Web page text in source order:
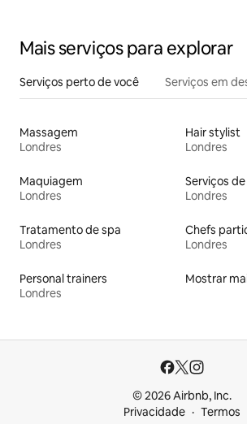
Mais serviços para explorar
Serviços perto de você Serviços em
Massagem
Londres
Hair stylist
Londres
Maquiagem
Londres
Serviços
Londres
Tratamento de spa
Londres
Chefs
Londres
Personal trainers
Londres
Mostrar
© 2026 Airbnb, Inc.
Privacidade
Termos